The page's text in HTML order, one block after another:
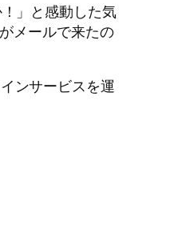
」と感動した気
メールで来たの
ンサービスを運